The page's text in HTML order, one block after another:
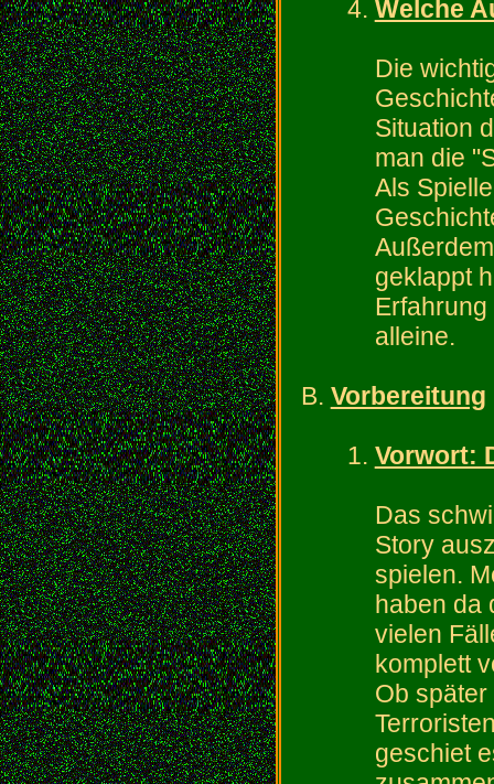
Welche
Die
Situation
man die
Als
geklappt
alleine.
Vorbereitung
Vorwort:
Das
Story
spielen.
haben da
vielen
komplett
Ob
geschiet